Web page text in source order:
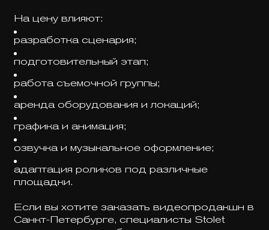
На цену влияют:
разработка сценария;
подготовительный этап;
работа съемочной группы;
аренда оборудования и локаций;
графика и анимация;
озвучка и музыкальное оформление;
адаптация роликов под различные
площадки.
Если вы хотите заказать видеопродакшн в
Санкт-Петербурге, специалисты Stolet